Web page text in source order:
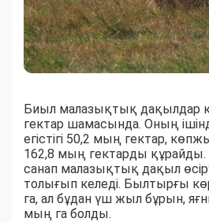
Биыл малазықтық дақылдар
гектар шамасында. Оның
егістігі 50,2 мың гектар,
162,8 мың гектарды
санап малазықтық дақыл
толығып келеді. Былтырғы
га, ал бұдан үш жыл бұрын,
мың га болды.